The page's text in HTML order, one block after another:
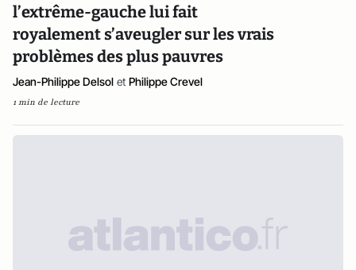
l’extrême-gauche lui fait
royalement s’aveugler sur les vrais
problèmes des plus pauvres
Jean-Philippe Delsol et Philippe Crevel
1 min de lecture